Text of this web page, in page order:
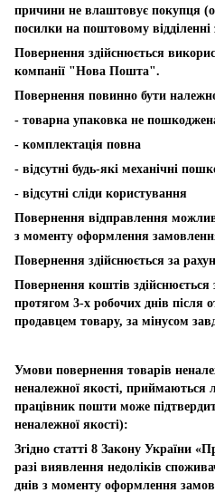
причини не влаштовує покупця
посилки на поштовому
Повернення здійснюється
компанії "Нова Пошта".
Повернення повинно бути
- товарна упаковка не
- комплектація повна
- відсутні будь-які механічні
- відсутні сліди користування
Повернення відправлення
з моменту оформлення
Повернення здійснюється за
Повернення коштів здійснюється
протягом 3-х робочих днів після
продавцем товару, за мінусом
Умови повернення товарів
неналежної якості, приймаються
працівник пошти може
неналежної якості):
Згідно статті 8 Закону України
разі виявлення недоліків
днів з моменту оформлення